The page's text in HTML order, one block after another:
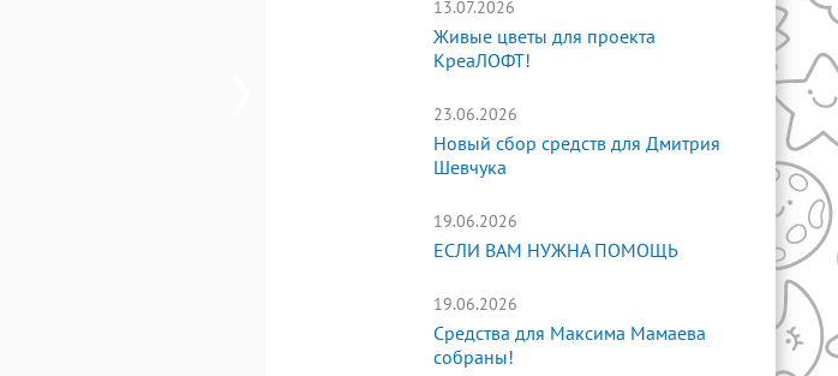
13.07.2026
Живые цветы для проекта
КреаЛОФТ!
23.06.2026
Новый сбор средств для Дмитрия
Шевчука
19.06.2026
ЕСЛИ ВАМ НУЖНА ПОМОЩЬ
19.06.2026
Средства для Максима Мамаева
собраны!